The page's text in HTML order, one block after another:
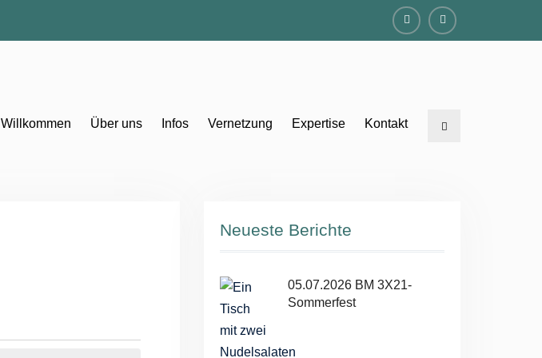
FacebookInstagram
Willkommen Über uns Infos Vernetzung Expertise Kontakt Search
Neueste Berichte
05.07.2026 BM 3X21-
Sommerfest